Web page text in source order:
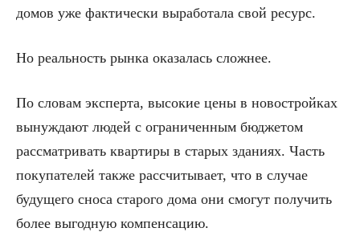
домов уже фактически выработала свой ресурс.
Но реальность рынка оказалась сложнее.
По словам эксперта, высокие цены в новостройках
вынуждают людей с ограниченным бюджетом
рассматривать квартиры в старых зданиях. Часть
покупателей также рассчитывает, что в случае
будущего сноса старого дома они смогут получить
более выгодную компенсацию.